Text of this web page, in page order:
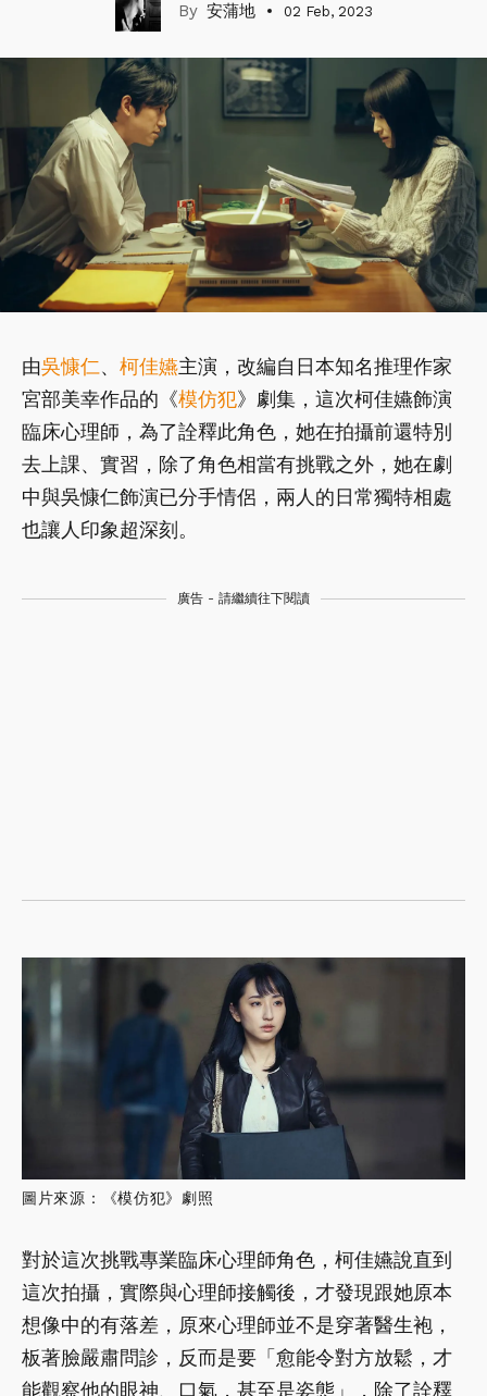
安蒲地 02 Feb, 2023
由吳慷仁、 柯佳嬿主演，改編自日本知名推理作家
宮部美幸作品的《模仿犯》劇集，這次柯佳嬿飾演
臨床心理師，為了詮釋此角色，她在拍攝前還特別
去上課、實習，除了角色相當有挑戰之外，她在劇
中與吳慷仁飾演已分手情侶，兩人的日常獨特相處
也讓人印象超深刻。
廣告 - 請繼續往下閱讀
圖片來源：《模仿犯》劇照
對於這次挑戰專業臨床心理師角色，柯佳嬿說直到
這次拍攝，實際與心理師接觸後，才發現跟她原本
想像中的有落差，原來心理師並不是穿著醫生袍，
板著臉嚴肅問診，反而是要「愈能令對方放鬆，才
能觀察他的眼神、口氣，甚至是姿態」，除了詮釋